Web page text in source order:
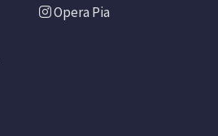
Opera Pia